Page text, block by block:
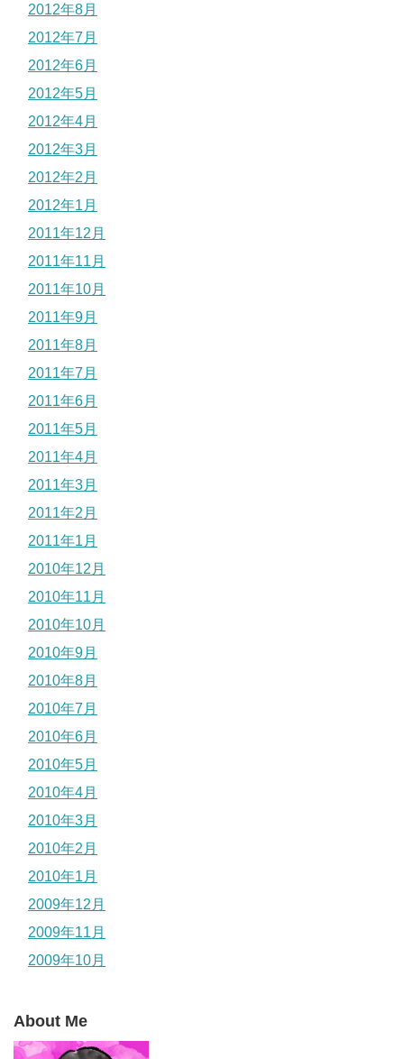
2012年8月
2012年7月
2012年6月
2012年5月
2012年4月
2012年3月
2012年2月
2012年1月
2011年12月
2011年11月
2011年10月
2011年9月
2011年8月
2011年7月
2011年6月
2011年5月
2011年4月
2011年3月
2011年2月
2011年1月
2010年12月
2010年11月
2010年10月
2010年9月
2010年8月
2010年7月
2010年6月
2010年5月
2010年4月
2010年3月
2010年2月
2010年1月
2009年12月
2009年11月
2009年10月
About Me